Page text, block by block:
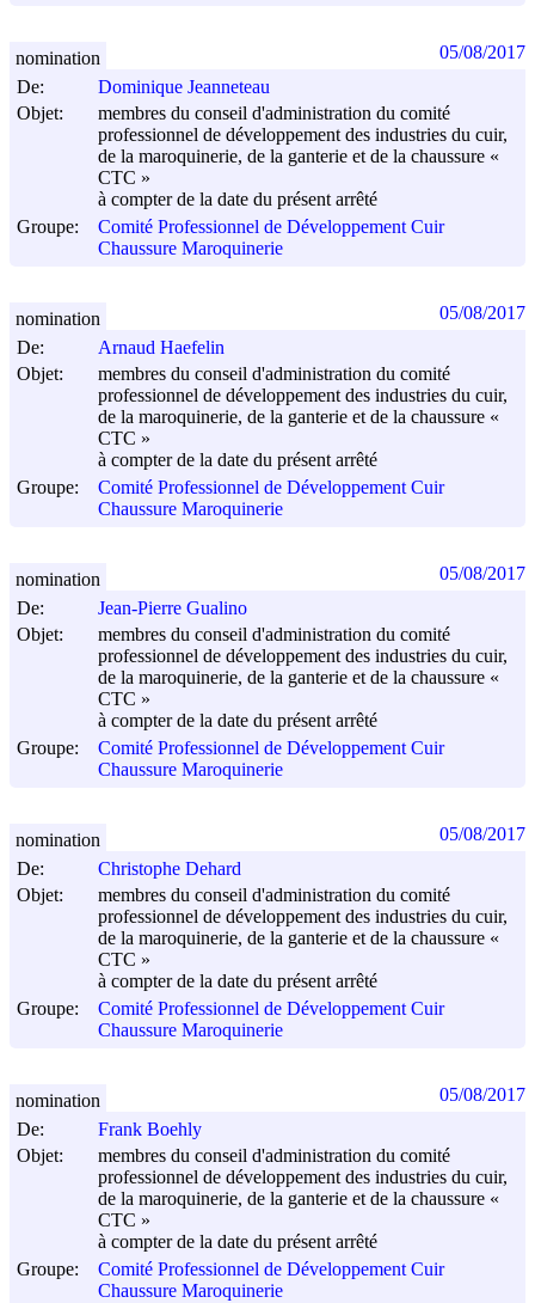
De:
Dominique Jeanneteau
Objet:
membres du conseil d'administration du comité
professionnel de développement des industries du cuir,
de la maroquinerie, de la ganterie et de la chaussure «
CTC »
à compter de la date du présent arrêté
Groupe:
Comité Professionnel de Développement Cuir
Chaussure Maroquinerie
nomination 05/08/2017
De:
Arnaud Haefelin
Objet:
membres du conseil d'administration du comité
professionnel de développement des industries du cuir,
de la maroquinerie, de la ganterie et de la chaussure «
CTC »
à compter de la date du présent arrêté
Groupe:
Comité Professionnel de Développement Cuir
Chaussure Maroquinerie
nomination 05/08/2017
De:
Jean-Pierre Gualino
Objet:
membres du conseil d'administration du comité
professionnel de développement des industries du cuir,
de la maroquinerie, de la ganterie et de la chaussure «
CTC »
à compter de la date du présent arrêté
Groupe:
Comité Professionnel de Développement Cuir
Chaussure Maroquinerie
nomination 05/08/2017
De:
Christophe Dehard
Objet:
membres du conseil d'administration du comité
professionnel de développement des industries du cuir,
de la maroquinerie, de la ganterie et de la chaussure «
CTC »
à compter de la date du présent arrêté
Groupe:
Comité Professionnel de Développement Cuir
Chaussure Maroquinerie
nomination 05/08/2017
De:
Frank Boehly
Objet:
membres du conseil d'administration du comité
professionnel de développement des industries du cuir,
de la maroquinerie, de la ganterie et de la chaussure «
CTC »
à compter de la date du présent arrêté
Groupe:
Comité Professionnel de Développement Cuir
Chaussure Maroquinerie
nomination 05/08/2017